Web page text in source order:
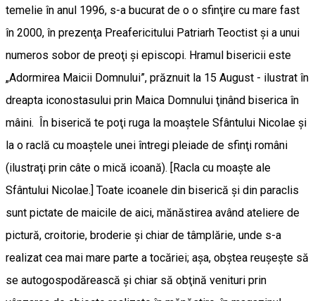
temelie în anul 1996, s-a bucurat de o o sfinţire cu mare fast
în 2000, în prezenţa Preafericitului Patriarh Teoctist şi a unui
numeros sobor de preoţi şi episcopi. Hramul bisericii este
„Adormirea Maicii Domnului”, prăznuit la 15 August - ilustrat în
dreapta iconostasului prin Maica Domnului ţinând biserica în
mâini. În biserică te poţi ruga la moaştele Sfântului Nicolae şi
la o raclă cu moaştele unei întregi pleiade de sfinţi români
(ilustraţi prin câte o mică icoană). [Racla cu moaşte ale
Sfântului Nicolae.] Toate icoanele din biserică şi din paraclis
sunt pictate de maicile de aici, mănăstirea având ateliere de
pictură, croitorie, broderie şi chiar de tâmplărie, unde s-a
realizat cea mai mare parte a tocăriei; aşa, obştea reuşeşte să
se autogospodărească şi chiar să obţină venituri prin